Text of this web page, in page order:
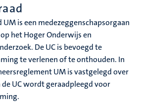
is een medezeggenschapsorgaan
het Hoger Onderwijs en
De UC is bevoegd te
te verlenen of te onthouden. In
UM is vastgelegd over
UC wordt geraadpleegd voor